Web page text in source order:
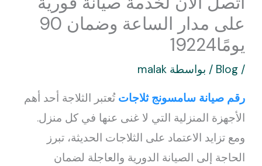
على مدار الساعة وضمان 90
يومًا19224
/
Blog / بواسطة malak
رقم صيانة سامسونج ثلاجات تُعتبر الثلاجة أحد أهم
الأجهزة المنزلية التي لا غنى عنها في كل منزل.
ومع تزايد الاعتماد على الثلاجات الحديثة، تبرز
الحاجة إلى الصيانة الدورية والعاجلة لضمان